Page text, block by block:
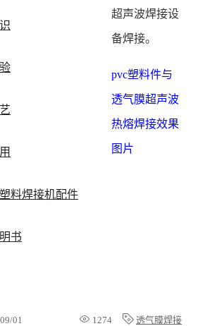
料焊接机配件
书
01 1274 透气膜焊接
超声波焊接设
备焊接。
pvc塑料件与
透气膜超声波
热熔焊接效果
图片